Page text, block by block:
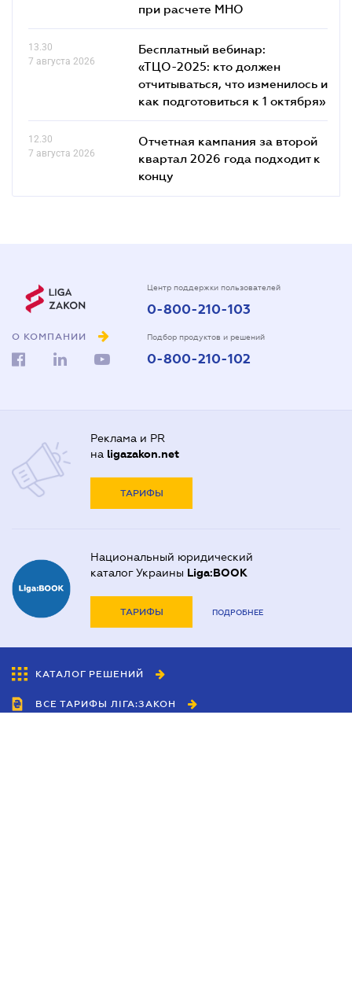
при расчете МНО
13.30
7 августа 2026
Бесплатный вебинар:
«ТЦО-2025: кто должен
отчитываться, что изменилось и
как подготовиться к 1 октября»
12.30
7 августа 2026
Отчетная кампания за второй
квартал 2026 года подходит к
концу
О КОМПАНИИ
Центр поддержки пользователей
0-800-210-103
Подбор продуктов и решений
0-800-210-102
Реклама и PR
на ligazakon.net
ТАРИФЫ
Национальный юридический
каталог Украины Liga:BOOK
ТАРИФЫ ПОДРОБНЕЕ
КАТАЛОГ РЕШЕНИЙ
ВСЕ ТАРИФЫ ЛІГА:ЗАКОН